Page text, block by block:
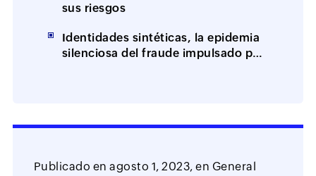
sus riesgos
Identidades sintéticas, la epidemia
silenciosa del fraude impulsado por
Publicado enagosto 1, 2023, en General